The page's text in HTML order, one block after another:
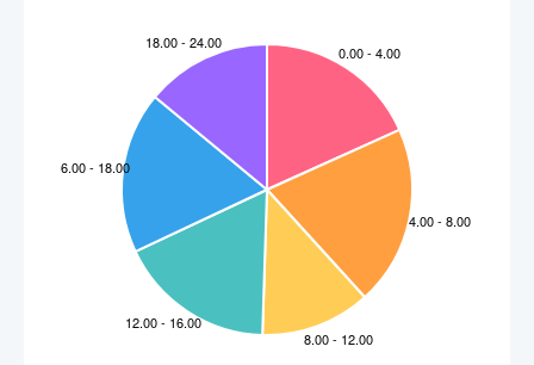
Prvi glasbeni primer – notna priloga 2 (vprašanje 5)